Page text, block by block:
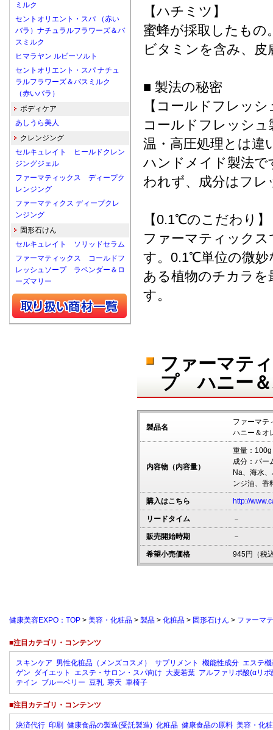
【ハチミツ】
蜜蜂が採取したもの
ビタミンを含み、
■ 製法の秘密
【コールドフレッ
コールドフレッシ
温・高圧処理とは違
ハンドメイド製法で
われず、成分はフ
【0.1℃のこだわり】
ファーマティック
す。0.1℃単位の微
ある植物のチカラ
す。
ファーマテ
プ ハニー
製品名
ファーマ
ハニー＆オ
内容物（内容量）
重量：100g
成分：パー
Na、海水
ンジ油、香
購入はこちら http://
リードタイム －
販売開始時期 －
希望小売価格 945円（税
ミルク
セントオリエント・スパ （赤い
バラ）ナチュラルフラワーズ＆バ
スミルク
ヒマラヤン ルビーソルト
セントオリエント・スパ ナチュ
ラルフラワーズ＆バスミルク
（赤いバラ）
ボディケア
あしうら美人
クレンジング
セルキュレイト ヒールドクレン
ジングジェル
ファーマティックス ディープク
レンジング
ファーマティクス ディープクレ
ンジング
固形石けん
セルキュレイト ソリッドセラム
ファーマティックス コールドフ
レッシュソープ ラベンダー＆ロ
ーズマリー
健康美容EXPO：TOP > 美容・化粧品 > 製品 > 化粧品 > 固形石けん > ファーマ
■注目カテゴリ・コンテンツ
スキンケア 男性化粧品（メンズコスメ） サプリメント 機能性成分 エステ
ゲン ダイエット エステ・サロン・スパ向け 大麦若葉 アルファリポ酸(αリポ
テイン ブルーベリー 豆乳 寒天 車椅子
■注目カテゴリ・コンテンツ
決済代行 印刷 健康食品の製造(受託製造) 化粧品 健康食品の原料 美容・化